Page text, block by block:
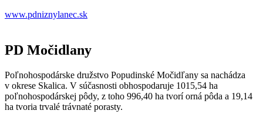
www.pdniznylanec.sk
PD Močidlany
Poľnohospodárske družstvo Popudinské Močidľany sa nachádza
v okrese Skalica. V súčasnosti obhospodaruje 1015,54 ha
poľnohospodárskej pôdy, z toho 996,40 ha tvorí orná pôda a 19,14
ha tvoria trvalé trávnaté porasty.